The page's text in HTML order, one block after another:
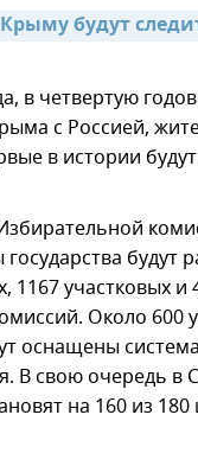
будут
в четвертую
с Россией,
в истории
будут
1167 участковых
Около 600
оснащены
В свою очередь в
на 160 из